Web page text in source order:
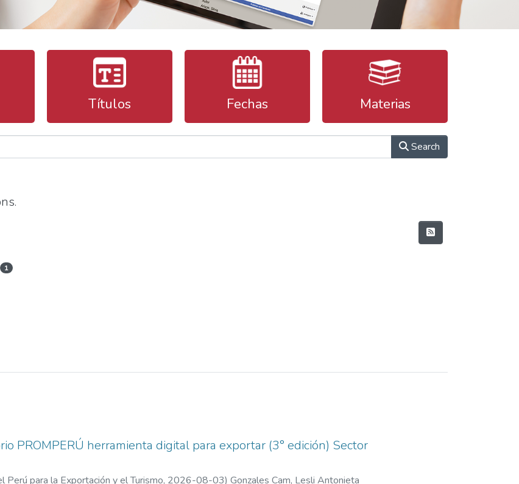
Títulos Fechas Materias
Search
1
PROMPERÚ herramienta digital para exportar (3° edición) Sector
Perú para la Exportación y el Turismo, 2026-08-03) Gonzales Cam, Lesli Antonieta